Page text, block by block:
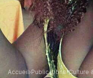
Accueil›Publications›Culture